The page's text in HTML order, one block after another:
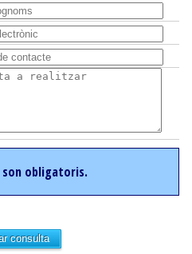
son obligatoris.
consulta